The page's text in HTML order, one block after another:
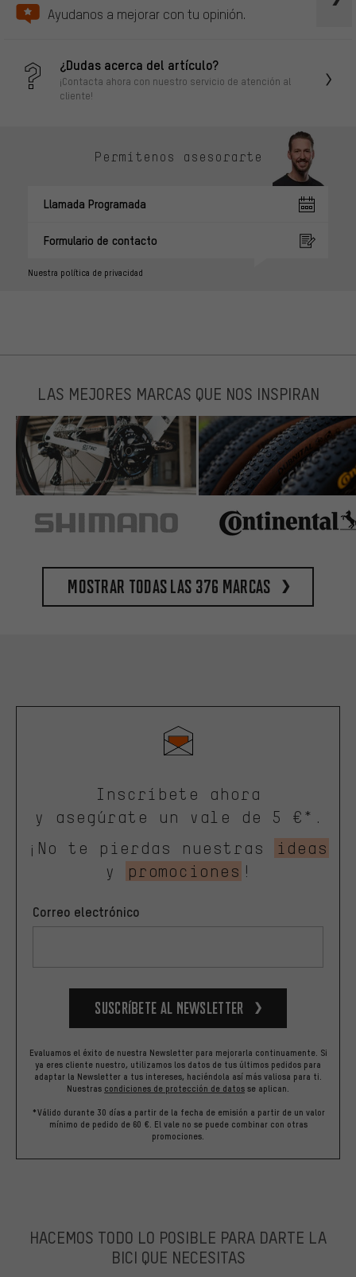
Ayudanos a mejorar con tu opinión.
¿Dudas acerca del artículo?
¡Contacta ahora con nuestro servicio de atención al
cliente!
Permítenos asesorarte
Llamada Programada
Formulario de contacto
Nuestra política de privacidad
LAS MEJORES MARCAS QUE NOS INSPIRAN
Mostrar todas las 376 marcas
Inscríbete ahora
y asegúrate un vale de 5 €*.
¡No te pierdas nuestras
ideas
y
promociones !
Correo electrónico
Suscríbete al newsletter
Evaluamos el éxito de nuestra Newsletter para mejorarla continuamente. Si
ya eres cliente nuestro, utilizamos los datos de tus últimos pedidos para
adaptar la Newsletter a tus intereses, haciéndola así más valiosa para ti.
Nuestras condiciones de protección de datos se aplican.
*Válido durante 30 días a partir de la fecha de emisión a partir de un valor
mínimo de pedido de 60 €. El vale no se puede combinar con otras
promociones.
HACEMOS TODO LO POSIBLE PARA DARTE LA
BICI QUE NECESITAS